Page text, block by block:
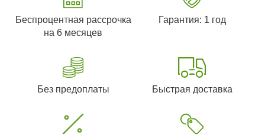
Беспроцентная рассрочка
на 6 месяцев
Гарантия: 1 год
Без предоплаты Быстрая доставка